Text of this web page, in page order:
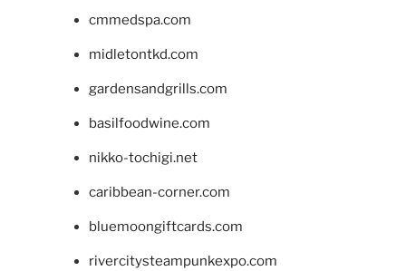
cmmedspa.com
midletontkd.com
gardensandgrills.com
basilfoodwine.com
nikko-tochigi.net
caribbean-corner.com
bluemoongiftcards.com
rivercitysteampunkexpo.com